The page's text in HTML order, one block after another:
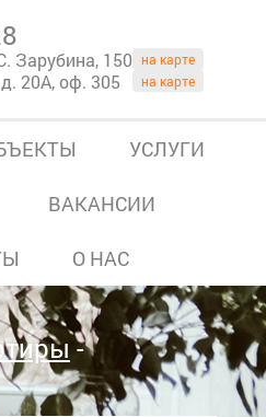
Зарубина, 150 на карте
20А, оф. 305 на карте
УСЛУГИ
ВАКАНСИИ
О НАС